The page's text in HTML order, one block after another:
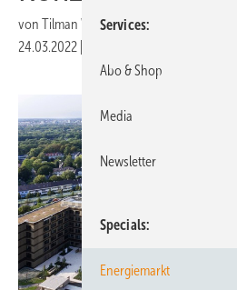
von Tilman Weber
24.03.2022
Services
Abo & Shop
Media
Newsletter
Specials
Energiemarkt